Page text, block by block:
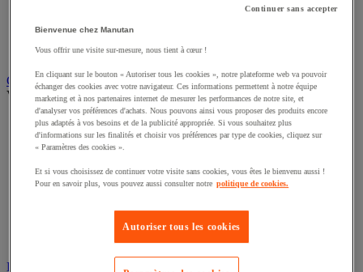
Chauffage au gaz
Rafraîchisseur et déshumidificateur
Convoyeur
Voir toute la catégorie
Accessoires pour convoyeur
Bille de manutention
Convoyeur à rouleaux
Convoyeur extensible et mobile
Convoyeur motorisé à bande
Rail et barrette de manutention
Rouleau de manutention et galet pour convoyeur
Diable
Continuer sans accepter
Bienvenue chez Manutan
Vous offrir une visite sur-mesure, nous tient à cœur !
En cliquant sur le bouton « Autoriser tous les cookies », notre plateforme web va pouvoir
échanger des cookies avec votre navigateur. Ces informations permettent à notre équipe
marketing et à nos partenaires internet de mesurer les performances de notre site, et
d'analyser vos préférences d'achats. Nous pouvons ainsi vous proposer des produits encore
plus adaptés à vos besoins et de la publicité appropriée. Si vous souhaitez plus
d'informations sur les finalités et choisir vos préférences par type de cookies, cliquez sur
« Paramètres des cookies ».
Et si vous choisissez de continuer votre visite sans cookies, vous êtes le bienvenu aussi !
Pour en savoir plus, vous pouvez aussi consulter notre politique de cookies.
Autoriser tous les cookies